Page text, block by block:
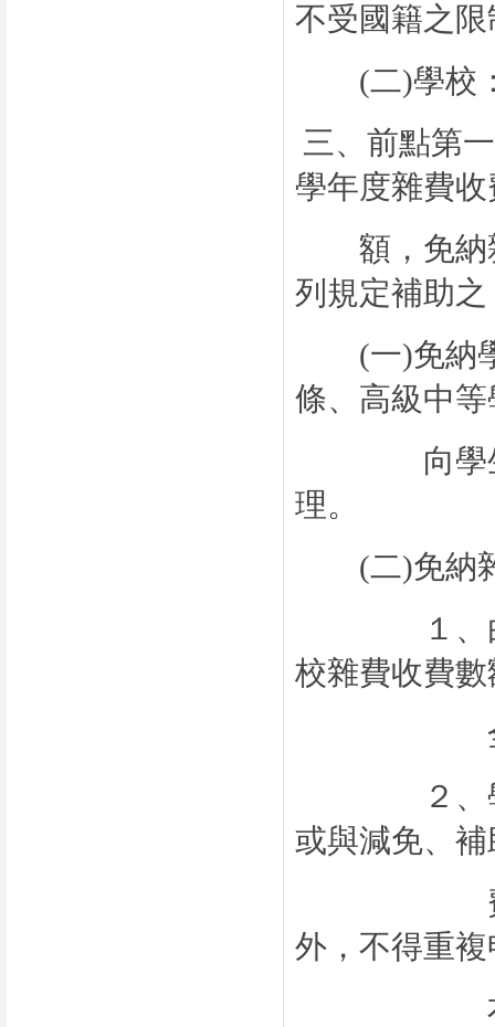
不受國籍之限
(二)學校
三、前點第
學年度雜費
額，免納雜
列規定補助之
(一)免納
條、高級中等
向學生收
理。
(二)免納
１、由本
校雜費收費數
全額
２、學生
或與減免、補
費性質相
外，不得重複
本項